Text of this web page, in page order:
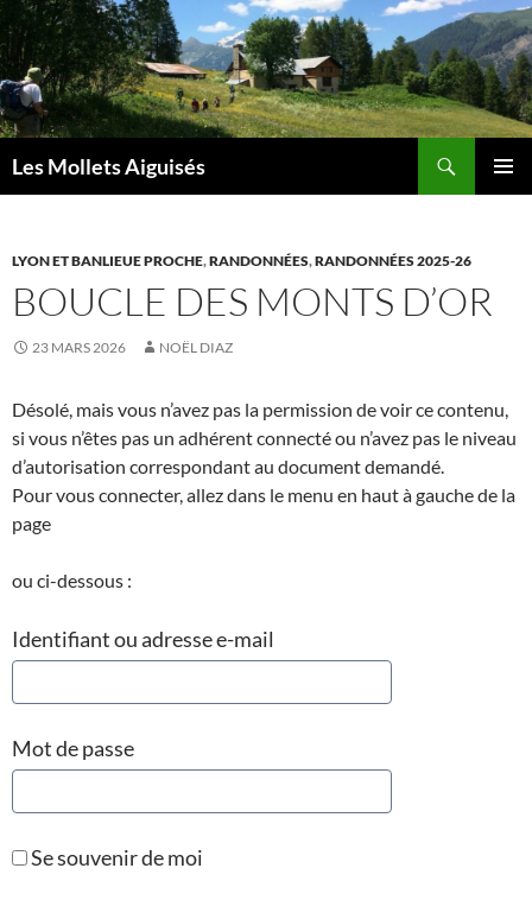
Aller
au
contenu
Les Mollets Aiguisés
LYON ET BANLIEUE PROCHE,RANDONNÉES,RANDONNÉES 2025-26
BOUCLE DES MONTS D’OR
23 MARS 2026 NOËL DIAZ
Désolé, mais vous n’avez pas la permission de voir ce contenu,
si vous n’êtes pas un adhérent connecté ou n’avez pas le niveau
d’autorisation correspondant au document demandé.
Pour vous connecter, allez dans le menu en haut à gauche de la
page
ou ci-dessous :
Identifiant ou adresse e-mail
Mot de passe
Se souvenir de moi